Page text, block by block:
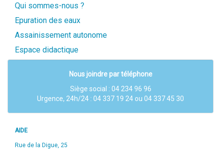
Qui sommes-nous ?
Epuration des eaux
Assainissement autonome
Espace didactique
Nous joindre par téléphone
Siège social : 04 234 96 96
Urgence, 24h/24 : 04 337 19 24 ou 04 337 45 30
AIDE
Rue de la Digue, 25